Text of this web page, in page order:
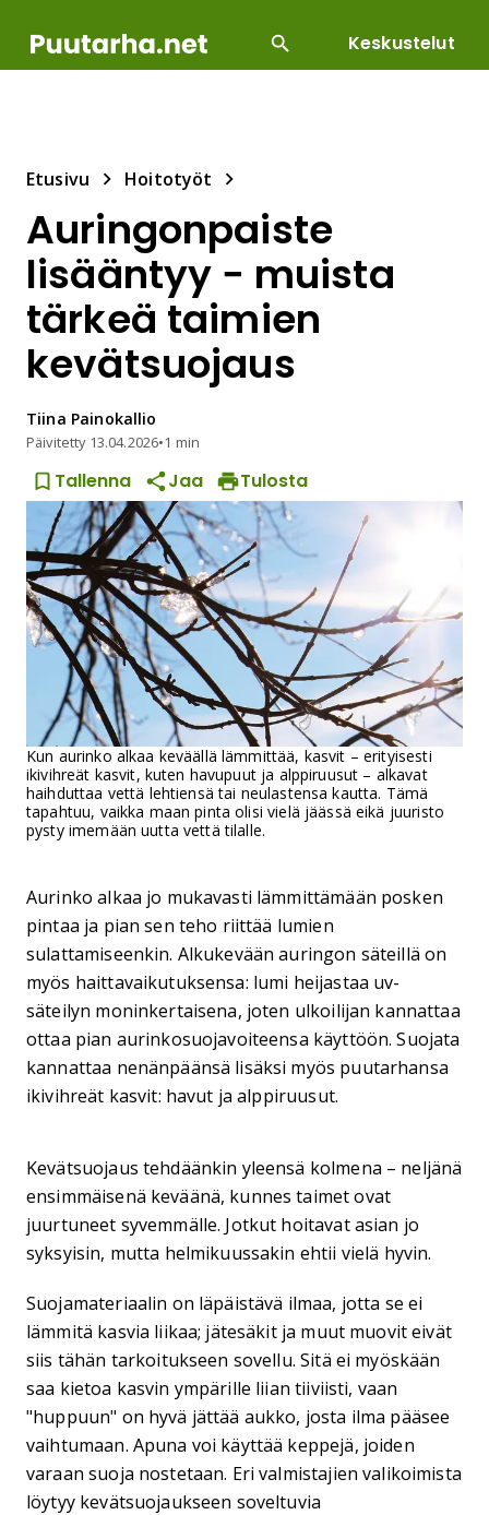
Keskustelut
Etusivu Hoitotyöt
Auringonpaiste
lisääntyy − muista
tärkeä taimien
kevätsuojaus
Tiina Painokallio
Päivitetty 13.04.2026•1 min
Tallenna Jaa Tulosta
Kun aurinko alkaa keväällä lämmittää, kasvit – erityisesti
ikivihreät kasvit, kuten havupuut ja alppiruusut – alkavat
haihduttaa vettä lehtiensä tai neulastensa kautta. Tämä
tapahtuu, vaikka maan pinta olisi vielä jäässä eikä juuristo
pysty imemään uutta vettä tilalle.
Aurinko alkaa jo mukavasti lämmittämään posken
pintaa ja pian sen teho riittää lumien
sulattamiseenkin. Alkukevään auringon säteillä on
myös haittavaikutuksensa: lumi heijastaa uv-
säteilyn moninkertaisena, joten ulkoilijan kannattaa
ottaa pian aurinkosuojavoiteensa käyttöön. Suojata
kannattaa nenänpäänsä lisäksi myös puutarhansa
ikivihreät kasvit: havut ja alppiruusut.
Kevätsuojaus tehdäänkin yleensä kolmena – neljänä
ensimmäisenä keväänä, kunnes taimet ovat
juurtuneet syvemmälle. Jotkut hoitavat asian jo
syksyisin, mutta helmikuussakin ehtii vielä hyvin.
Suojamateriaalin on läpäistävä ilmaa, jotta se ei
lämmitä kasvia liikaa; jätesäkit ja muut muovit eivät
siis tähän tarkoitukseen sovellu. Sitä ei myöskään
saa kietoa kasvin ympärille liian tiiviisti, vaan
"huppuun" on hyvä jättää aukko, josta ilma pääsee
vaihtumaan. Apuna voi käyttää keppejä, joiden
varaan suoja nostetaan. Eri valmistajien valikoimista
löytyy kevätsuojaukseen soveltuvia